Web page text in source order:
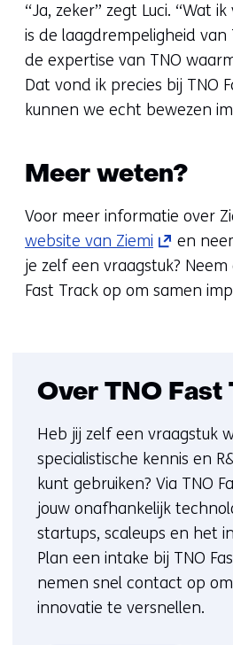
“Ja, zeker” zegt Luci. “Wat
is de laagdrempeligheid van
de expertise van TNO
Dat vond ik precies bij TNO
kunnen we echt bewezen
Meer weten?
Voor meer informatie over
website van Ziemi (opent
in
nieuw
een
website)
en
je zelf een vraagstuk?
Fast Track op om samen
Over TNO Fast
Heb jij zelf een vraagstuk
specialistische kennis en
kunt gebruiken? Via TNO
jouw onafhankelijk
startups, scaleups en het
Plan een intake bij TNO
nemen snel contact op
innovatie te versnellen.